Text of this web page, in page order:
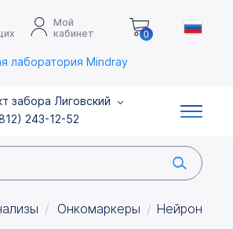
Мой
кабинет
0
лаборатория Mindray
забора Лиговский
243-12-52
Онкомаркеры